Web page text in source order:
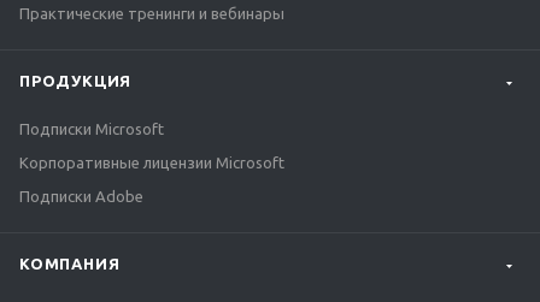
Практические тренинги и вебинары
ПРОДУКЦИЯ
Подписки Microsoft
Корпоративные лицензии Microsoft
Подписки Adobe
КОМПАНИЯ